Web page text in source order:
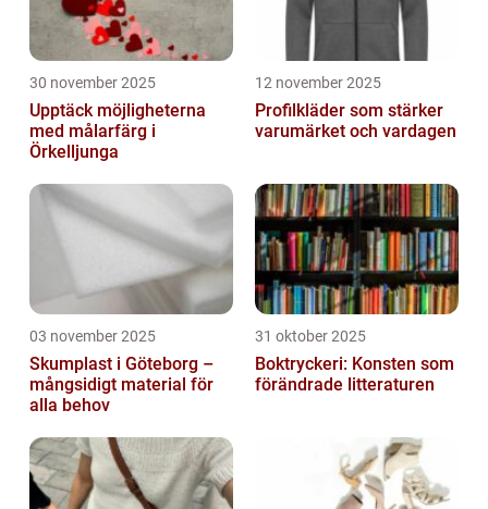
30 november 2025
Upptäck möjligheterna
med målarfärg i
Örkelljunga
12 november 2025
Profilkläder som stärker
varumärket och vardagen
03 november 2025
Skumplast i Göteborg –
mångsidigt material för
alla behov
31 oktober 2025
Boktryckeri: Konsten som
förändrade litteraturen